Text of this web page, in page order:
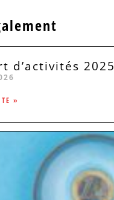
d’activités 2025
»